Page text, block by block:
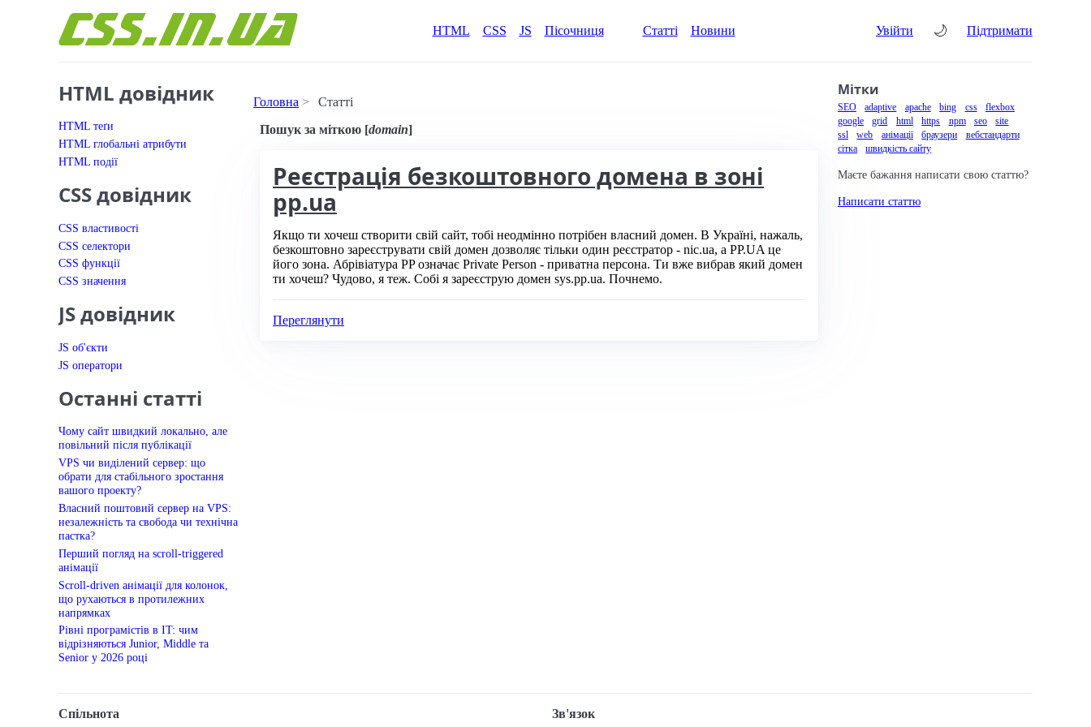
HTML
CSS JS Пісочниця Статті Новини Увійти 🌙 Підтримати
HTML довідник
HTML теґи
HTML глобальні атрибути
HTML події
CSS довідник
CSS властивості
CSS селектори
CSS функції
CSS значення
JS довідник
JS об'єкти
JS оператори
Останні статті
Чому сайт швидкий локально, але
повільний після публікації
VPS чи виділений сервер: що
обрати для стабільного зростання
вашого проекту?
Власний поштовий сервер на VPS:
незалежність та свобода чи технічна
пастка?
Перший погляд на scroll-triggered
анімації
Scroll-driven анімації для колонок,
що рухаються в протилежних
напрямках
Рівні програмістів в IT: чим
відрізняються Junior, Middle та
Senior у 2026 році
Головна Статті
Статті за міткою [domain]
Пошук за міткою [domain]
Реєстрація безкоштовного домена в зоні
pp.ua
​Якщо ти хочеш створити свій сайт, тобі неодмінно потрібен власний домен. В Україні, нажаль,
безкоштовно зареєструвати свій домен дозволяє тільки один реєстратор - nic.ua, а PP.UA це
його зона. Абрівіатура PP означає Private Person - приватна персона. Ти вже вибрав який домен
ти хочеш? Чудово, я теж. Собі я зареєструю домен sys.pp.ua. Почнемо.
Переглянути
Мітки
SEO adaptive apache bing css
flexbox
google
grid html https npm seo
site
ssl
web анімації браузери
вебстандарти
сітка
швидкість сайту
Маєте бажання написати свою статтю?
Написати статтю
Спільнота Зв'язок